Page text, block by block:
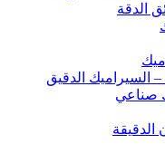
الدقة
– السيراميك الدقيق
صناعي
الدقيقة